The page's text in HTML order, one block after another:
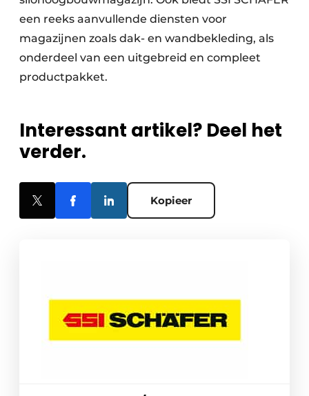
een reeks aanvullende diensten voor
magazijnen zoals dak- en wandbekleding, als
onderdeel van een uitgebreid en compleet
productpakket.
Interessant artikel? Deel het
verder.
Kopieer